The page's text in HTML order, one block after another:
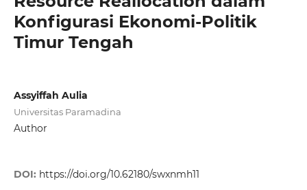
Konfigurasi Ekonomi-Politik
Timur Tengah
Assyiffah Aulia
Universitas Paramadina
Author
DOI: https://doi.org/10.62180/swxnmh11